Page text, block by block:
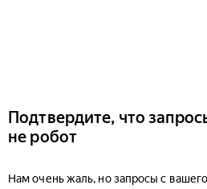
Подтвердите, что
не робот
Нам очень жаль, но запросы с